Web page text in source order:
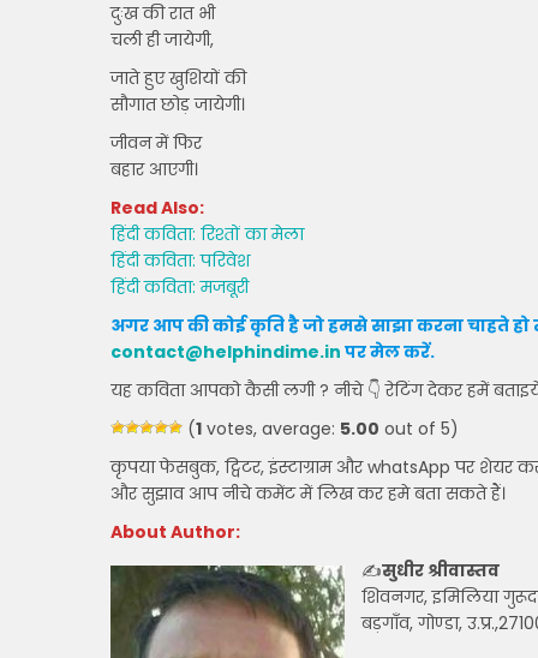
दुःख की रात भी
चली ही जायेगी,
जाते हुए खुशियों की
सौगात छोड़ जायेगी।
जीवन में फिर
बहार आएगी।
Read Also:
हिंदी कविता: रिश्तों का मेला
हिंदी कविता: परिवेश
हिंदी कविता: मजबूरी
अगर आप की कोई कृति है जो हमसे साझा करना चाहते
contact@helphindime.in पर मेल करें.
यह कविता आपको कैसी लगी ? नीचे 👇 रेटिंग देकर हमें
(1 votes, average: 5.00 out of 5)
कृपया फेसबुक, ट्विटर, इंस्टाग्राम और whatsApp पर
और सुझाव आप नीचे कमेंट में लिख कर हमे बता सकते हैं।
About Author:
✍सुधीर श्रीवास्तव
शिवनगर, इमिलिया
बड़गाँव, गोण्डा,